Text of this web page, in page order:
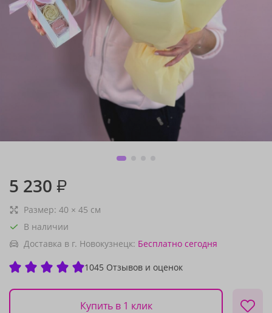
5 230 ₽
Размер: 40 × 45 см
В наличии
Доставка в г. Новокузнецк: Бесплатно сегодня
1045 Отзывов и оценок
Купить в 1 клик